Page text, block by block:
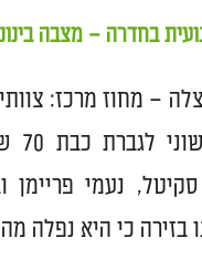
– מחוז מרכז:
נעמי פריימן
בזירה כי היא נפלה